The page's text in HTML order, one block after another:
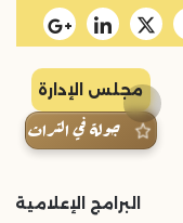
مجلس الإدارة
جولة في التراث
البرامج الإعلامية